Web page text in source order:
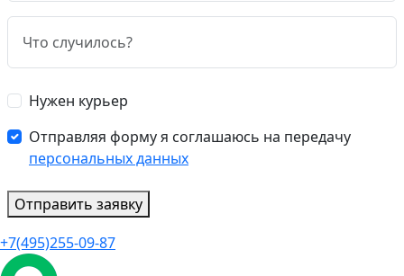
Нужен курьер
Отправляя форму я соглашаюсь на передачу
персональных данных
Отправить заявку
+7(495)255-09-87